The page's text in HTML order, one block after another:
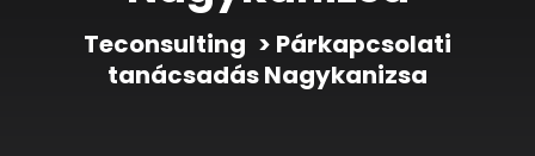
Teconsulting > Párkapcsolati
tanácsadás Nagykanizsa